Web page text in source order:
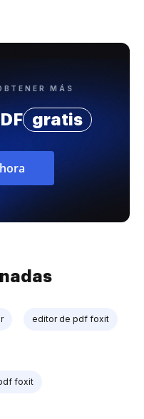
MÁS
gratis
editor de pdf foxit
foxit